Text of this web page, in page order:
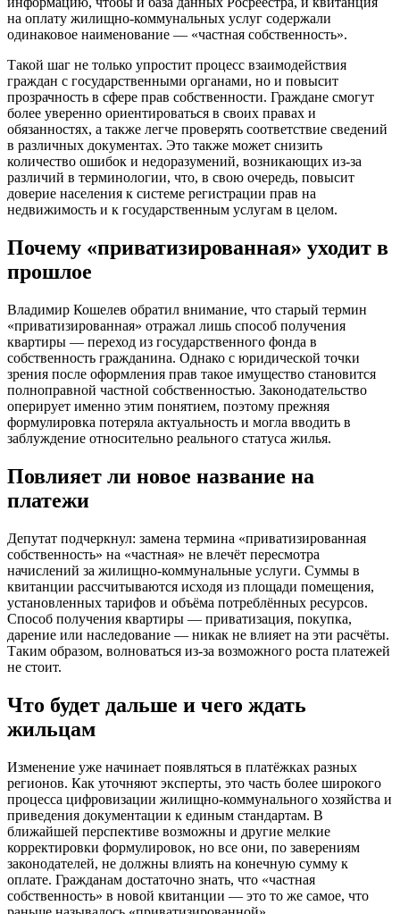
на оплату жилищно-коммунальных услуг содержали
одинаковое наименование — «частная собственность».
Такой шаг не только упростит процесс взаимодействия
граждан с государственными органами, но и повысит
прозрачность в сфере прав собственности. Граждане смогут
более уверенно ориентироваться в своих правах и
обязанностях, а также легче проверять соответствие сведений
в различных документах. Это также может снизить
количество ошибок и недоразумений, возникающих из-за
различий в терминологии, что, в свою очередь, повысит
доверие населения к системе регистрации прав на
недвижимость и к государственным услугам в целом.
Почему «приватизированная» уходит в
прошлое
Владимир Кошелев обратил внимание, что старый термин
«приватизированная» отражал лишь способ получения
квартиры — переход из государственного фонда в
собственность гражданина. Однако с юридической точки
зрения после оформления прав такое имущество становится
полноправной частной собственностью. Законодательство
оперирует именно этим понятием, поэтому прежняя
формулировка потеряла актуальность и могла вводить в
заблуждение относительно реального статуса жилья.
Повлияет ли новое название на
платежи
Депутат подчеркнул: замена термина «приватизированная
собственность» на «частная» не влечёт пересмотра
начислений за жилищно-коммунальные услуги. Суммы в
квитанции рассчитываются исходя из площади помещения,
установленных тарифов и объёма потреблённых ресурсов.
Способ получения квартиры — приватизация, покупка,
дарение или наследование — никак не влияет на эти расчёты.
Таким образом, волноваться из-за возможного роста платежей
не стоит.
Что будет дальше и чего ждать
жильцам
Изменение уже начинает появляться в платёжках разных
регионов. Как уточняют эксперты, это часть более широкого
процесса цифровизации жилищно-коммунального хозяйства и
приведения документации к единым стандартам. В
ближайшей перспективе возможны и другие мелкие
корректировки формулировок, но все они, по заверениям
законодателей, не должны влиять на конечную сумму к
оплате. Гражданам достаточно знать, что «частная
собственность» в новой квитанции — это то же самое, что